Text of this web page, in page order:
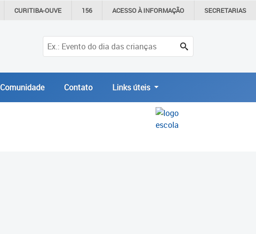
CURITIBA-OUVE 156 ACESSO ÀINFORMAÇÃO SECRETARIAS
Comunidade Contato Links úteis